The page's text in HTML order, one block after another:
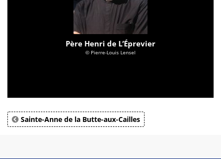
Père Henri de L’Éprevier
© Pierre-Louis Lensel
Sainte-Anne de la Butte-aux-Cailles